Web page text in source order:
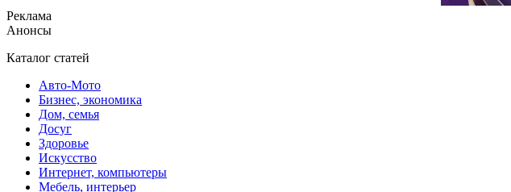
Реклама
Анонсы
Каталог статей
Авто-Мото
Бизнес, экономика
Дом, семья
Досуг
Здоровье
Искусство
Интернет, компьютеры
Мебель, интерьер